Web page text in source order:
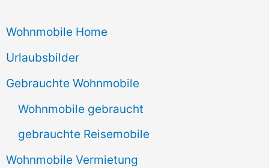
h
e
n
Wohnmobile Home
Urlaubsbilder
Gebrauchte Wohnmobile
Wohnmobile gebraucht
gebrauchte Reisemobile
Wohnmobile Vermietung